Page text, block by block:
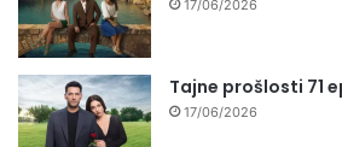
17/06/2026
Tajne prošlosti 71
17/06/2026